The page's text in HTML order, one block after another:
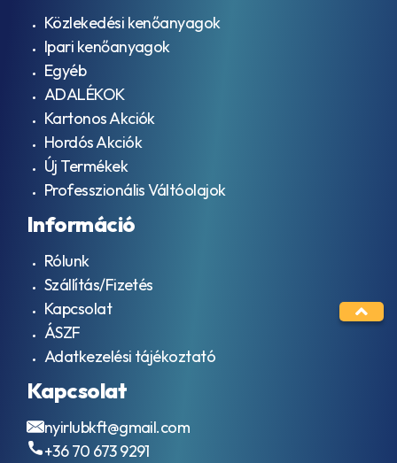
Közlekedési kenőanyagok
Ipari kenőanyagok
Egyéb
ADALÉKOK
Kartonos Akciók
Hordós Akciók
Új Termékek
Professzionális Váltóolajok
Információ
Rólunk
Szállítás/Fizetés
Kapcsolat
ÁSZF
Adatkezelési tájékoztató
Kapcsolat
nyirlubkft@gmail.com
+36 70 673 9291